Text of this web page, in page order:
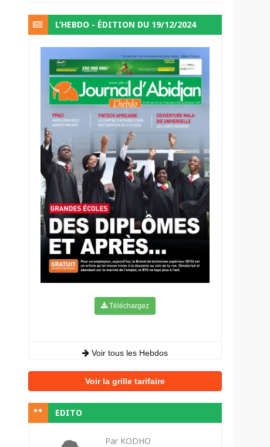
L’HEBDO - ÉDITION DU 19/12/2024
Téléchargez
Voir tous les Hebdos
Voir la grille tarifaire
EDITO
Par KODHO